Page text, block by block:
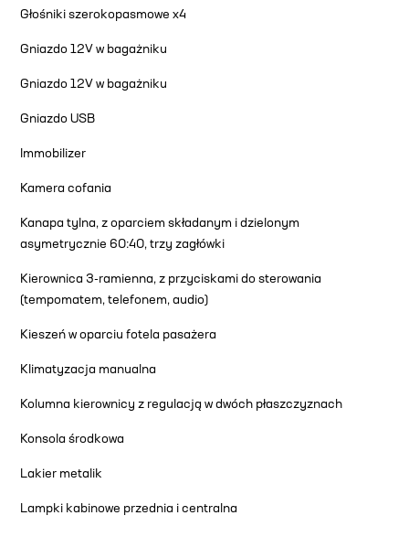
Głośniki szerokopasmowe x4
Gniazdo 12V w bagażniku
Gniazdo 12V w bagażniku
Gniazdo USB
Immobilizer
Kamera cofania
Kanapa tylna, z oparciem składanym i dzielonym
asymetrycznie 60:40, trzy zagłówki
Kierownica 3-ramienna, z przyciskami do sterowania
(tempomatem, telefonem, audio)
Kieszeń w oparciu fotela pasażera
Klimatyzacja manualna
Kolumna kierownicy z regulacją w dwóch płaszczyznach
Konsola środkowa
Lakier metalik
Lampki kabinowe przednia i centralna